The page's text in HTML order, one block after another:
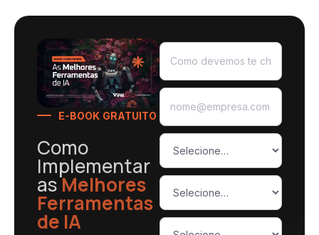
E-BOOK GRATUITO
Como
Implementar
asMelhores
Ferramentas
de IA